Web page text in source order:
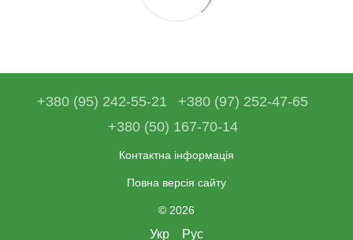
+380 (95) 242-55-21
+380 (97) 252-47-65
+380 (50) 167-70-14
Контактна інформація
Повна версія сайту
© 2026
Укр Рус